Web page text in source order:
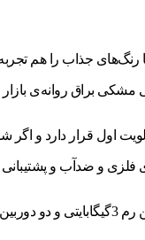
با رنگ‌های جذاب را هم
مشکی براق روانه‌ی
خود جلب کند.